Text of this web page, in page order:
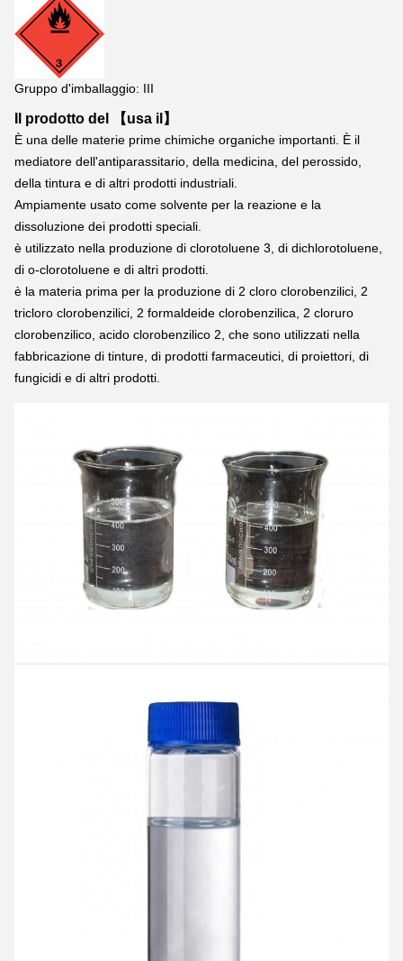
Gruppo d'imballaggio: III
Il prodotto del 【usa il】
È una delle materie prime chimiche organiche importanti. È il
mediatore dell'antiparassitario, della medicina, del perossido,
della tintura e di altri prodotti industriali.
Ampiamente usato come solvente per la reazione e la
dissoluzione dei prodotti speciali.
è utilizzato nella produzione di clorotoluene 3, di dichlorotoluene,
di o-clorotoluene e di altri prodotti.
è la materia prima per la produzione di 2 cloro clorobenzilici, 2
tricloro clorobenzilici, 2 formaldeide clorobenzilica, 2 cloruro
clorobenzilico, acido clorobenzilico 2, che sono utilizzati nella
fabbricazione di tinture, di prodotti farmaceutici, di proiettori, di
fungicidi e di altri prodotti.